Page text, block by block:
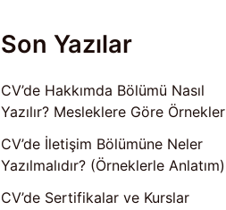
Son Yazılar
CV’de Hakkımda Bölümü Nasıl
Yazılır? Mesleklere Göre Örnekler
CV’de İletişim Bölümüne Neler
Yazılmalıdır? (Örneklerle Anlatım)
CV’de Sertifikalar ve Kurslar